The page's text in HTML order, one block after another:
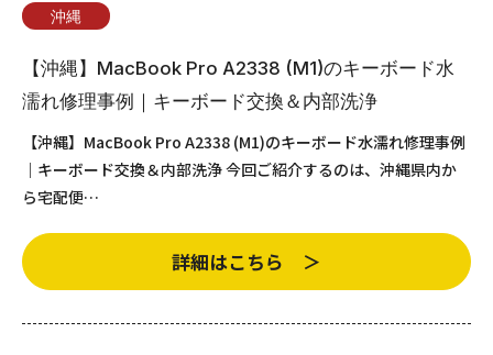
沖縄
【沖縄】MacBook Pro A2338 (M1)のキーボード水
濡れ修理事例｜キーボード交換＆内部洗浄
【沖縄】MacBook Pro A2338 (M1)のキーボード水濡れ修理事例
｜キーボード交換＆内部洗浄 今回ご紹介するのは、沖縄県内か
ら宅配便…
詳細はこちら ＞